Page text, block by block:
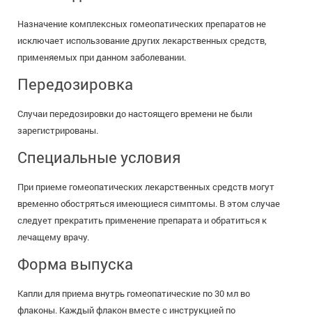
Назначение комплексных гомеопатических препаратов не
исключает использование других лекарственных средств,
применяемых при данном заболевании.
Передозировка
Случаи передозировки до настоящего времени не были
зарегистрированы.
Специальные условия
При приеме гомеопатических лекарственных средств могут
временно обостряться имеющиеся симптомы. В этом случае
следует прекратить применение препарата и обратиться к
лечащему врачу.
Форма выпуска
Капли для приема внутрь гомеопатические по 30 мл во
флаконы. Каждый флакон вместе с инструкцией по